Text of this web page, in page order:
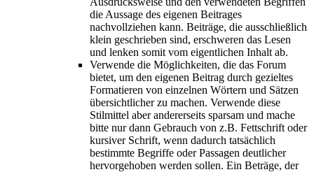
die Aussage des eigenen Beitrages
nachvollziehen kann. Beiträge, die ausschließlich
klein geschrieben sind, erschweren das Lesen
und lenken somit vom eigentlichen Inhalt ab.
Verwende die Möglichkeiten, die das Forum
bietet, um den eigenen Beitrag durch gezieltes
Formatieren von einzelnen Wörtern und Sätzen
übersichtlicher zu machen. Verwende diese
Stilmittel aber andererseits sparsam und mache
bitte nur dann Gebrauch von z.B. Fettschrift oder
kursiver Schrift, wenn dadurch tatsächlich
bestimmte Begriffe oder Passagen deutlicher
hervorgehoben werden sollen. Ein Beträge, der